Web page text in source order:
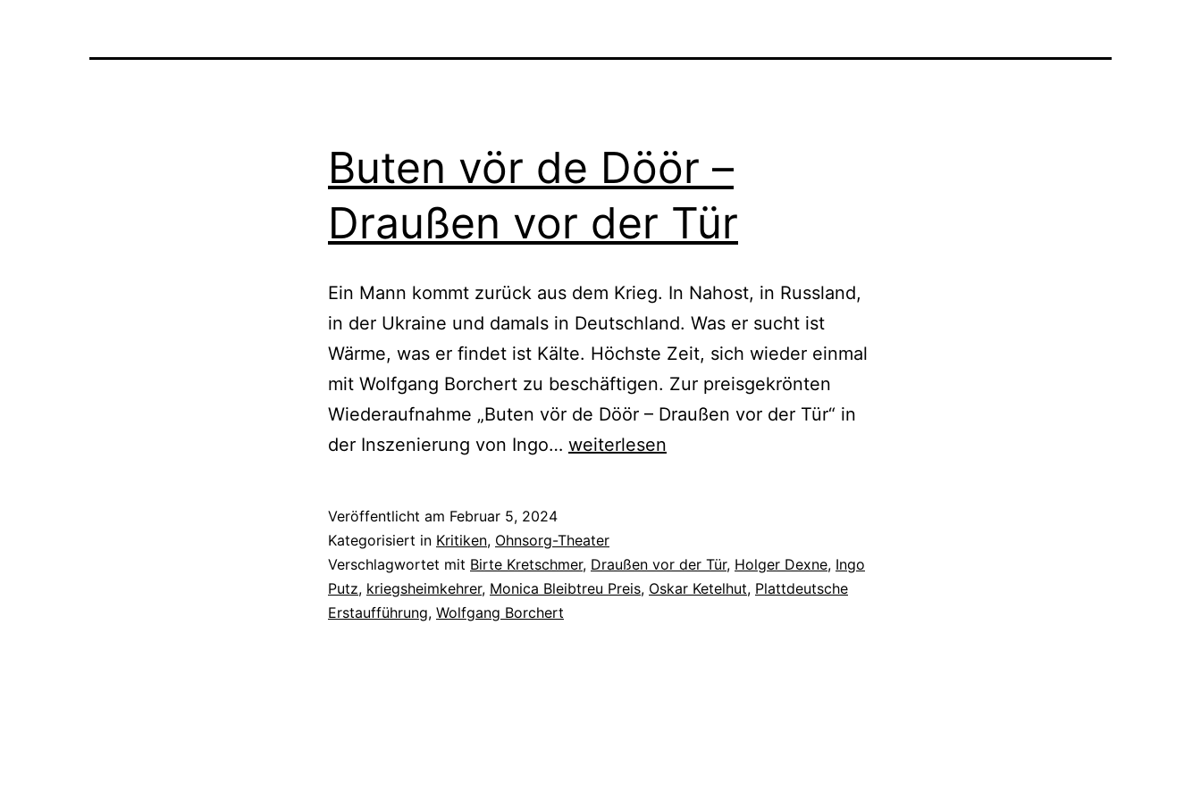
Buten vör de Döör –
Draußen vor der Tür
Ein Mann kommt zurück aus dem Krieg. In Nahost, in Russland,
in der Ukraine und damals in Deutschland. Was er sucht ist
Wärme, was er findet ist Kälte. Höchste Zeit, sich wieder einmal
mit Wolfgang Borchert zu beschäftigen. Zur preisgekrönten
Wiederaufnahme „Buten vör de Döör – Draußen vor der Tür“ in
der Inszenierung von Ingo… Buten
Döör
–
Draußen
weiterlesen
Veröffentlicht am Februar 5, 2024
Kategorisiert in Kritiken, Ohnsorg-Theater
Verschlagwortet mit Birte Kretschmer, Draußen vor der Tür, Holger Dexne, Ingo
Putz, kriegsheimkehrer, Monica Bleibtreu Preis, Oskar Ketelhut, Plattdeutsche
Erstaufführung, Wolfgang Borchert